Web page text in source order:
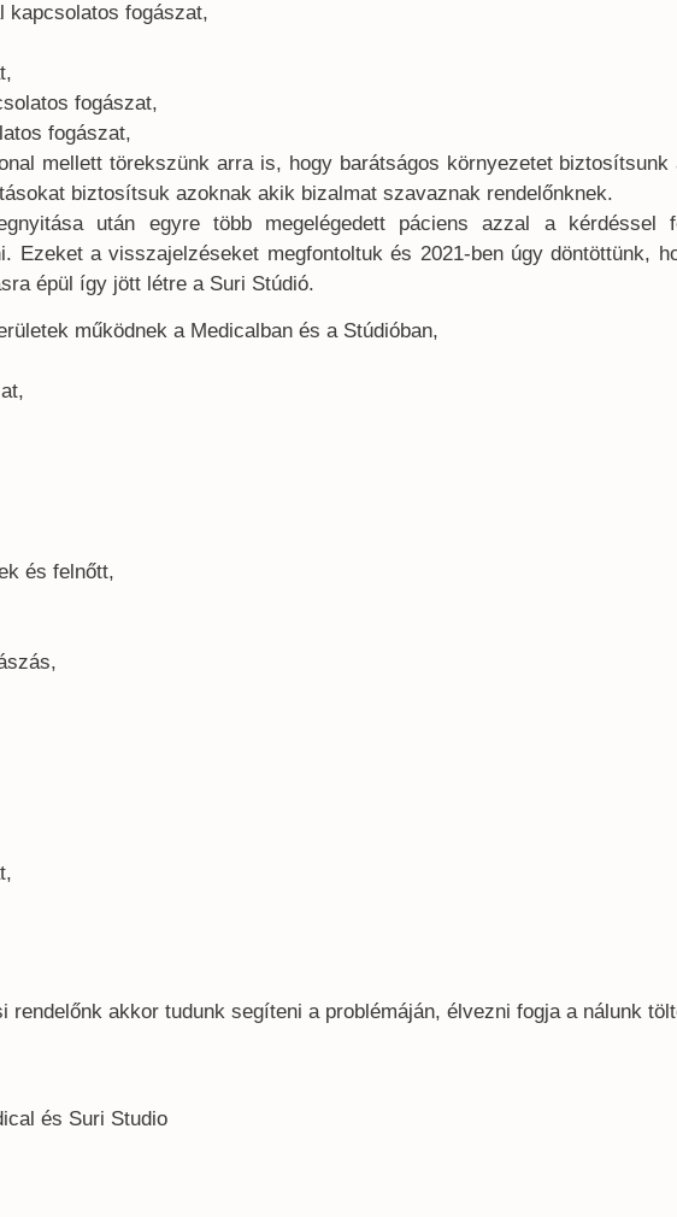
kapcsolatos fogászat,
fogászat,
fogászat,
mellett törekszünk arra is, hogy barátságos környezetet
biztosítsuk azoknak akik bizalmat szavaznak rendelőnknek.
után egyre több megelégedett páciens azzal a
Ezeket a visszajelzéseket megfontoltuk és 2021-ben úgy döntöttünk,
épül így jött létre a Suri Stúdió.
működnek a Medicalban és a Stúdióban,
és felnőtt,
rendelőnk akkor tudunk segíteni a problémáján, élvezni fogja a nálunk
és Suri Studio